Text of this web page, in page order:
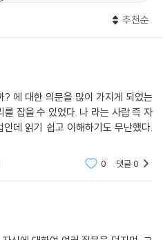
어떻게 알아차리고 바꿔나갈지를 이
‘방해꾼 신념’에 주목한다. 강압적
않다’는 생각을 가지게 된 사람은 작
에 시달린다. 또 어릴 적 반복해서 소
가치가 없다’는 생각이 형성되어 혼
듯 확인되지 않은 잘못된 가정을 확
신에 관한 믿음은 자신뿐만 아니라
가 필요함을 일러둔다.
라”
추천순
? 에 대한 의문을 많이 가지게 되었는
잡을 수 있었다. 나 라는 사람 즉 자
데 읽기 쉽고 이해하기도 무난했다.
0 댓글0